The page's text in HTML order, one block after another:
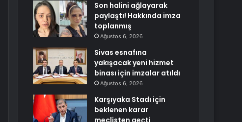
Son halini ağlayarak
paylaştı! Hakkında imza
toplanmış
Ağustos 6, 2026
Sivas esnafına
yakışacak yeni hizmet
binası için imzalar atıldı
Ağustos 6, 2026
Karşıyaka Stadı için
beklenen karar
meclisten geçti